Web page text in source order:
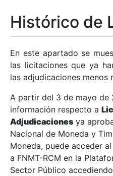
Mostrar/Ocultar
Mostrar/Ocultar
Mostrar/Ocultar
Histórico de
En este apartado se
las licitaciones que ya
las adjudicaciones menos
A partir del 3 de mayo de
información respecto a
Adjudicaciones ya
Nacional de Moneda y
Moneda, puede acceder
a FNMT-RCM en la
Sector Público